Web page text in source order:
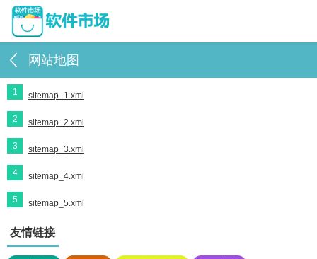
网站地图
1 sitemap_1.xml
2 sitemap_2.xml
3 sitemap_3.xml
4 sitemap_4.xml
5 sitemap_5.xml
友情链接